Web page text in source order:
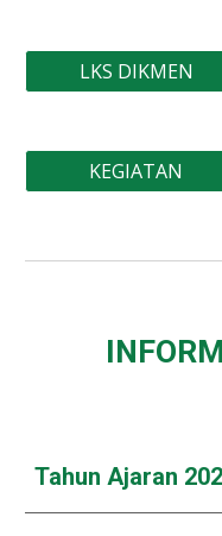
LKS DIKMEN
KEGIATAN
Tahun Ajaran